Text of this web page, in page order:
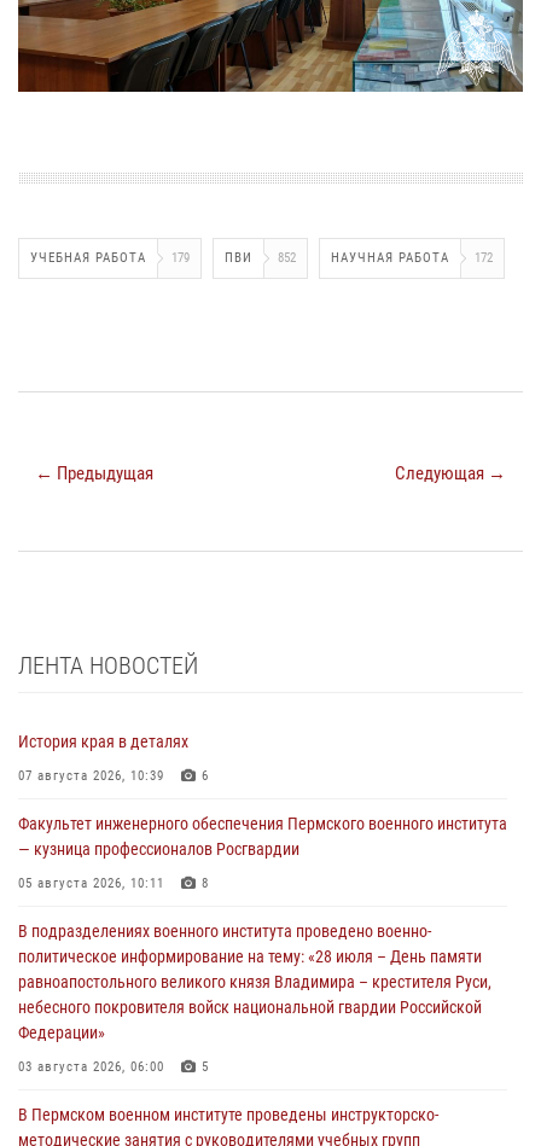
УЧЕБНАЯ РАБОТА 179 ПВИ 852 НАУЧНАЯ РАБОТА 172
← Предыдущая Следующая →
ЛЕНТА НОВОСТЕЙ
История края в деталях
07 августа 2026, 10:39 6
Факультет инженерного обеспечения Пермского военного института
— кузница профессионалов Росгвардии
05 августа 2026, 10:11 8
В подразделениях военного института проведено военно-
политическое информирование на тему: «28 июля – День памяти
равноапостольного великого князя Владимира – крестителя Руси,
небесного покровителя войск национальной гвардии Российской
Федерации»
03 августа 2026, 06:00 5
В Пермском военном институте проведены инструкторско-
методические занятия с руководителями учебных групп